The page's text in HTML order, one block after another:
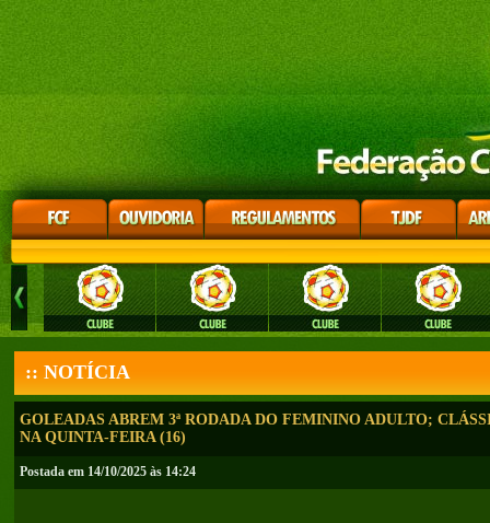
:: NOTÍCIA
GOLEADAS ABREM 3ª RODADA DO FEMININO ADULTO;
NA QUINTA-FEIRA (16)
Postada em 14/10/2025 às 14:24